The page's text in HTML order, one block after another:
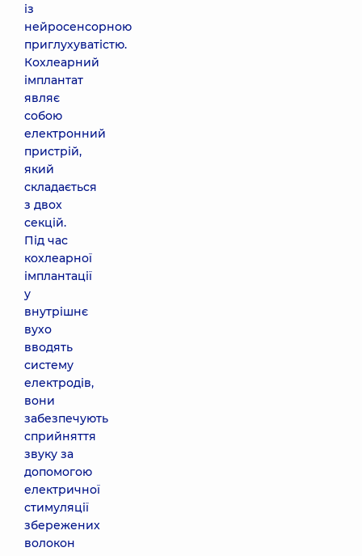
із
нейросенсорною
приглухуватістю.
Кохлеарний
імплантат
являє
собою
електронний
пристрій,
який
складається
з двох
секцій.
Під час
кохлеарної
імплантації
у
внутрішнє
вухо
вводять
систему
електродів,
вони
забезпечують
сприйняття
звуку за
допомогою
електричної
стимуляції
збережених
волокон